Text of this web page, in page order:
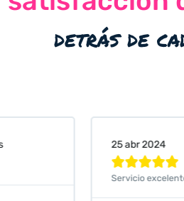
detrás de
25 abr 2024

Servicio excelente